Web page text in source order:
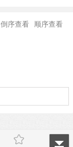
顺序查看
倒序查看